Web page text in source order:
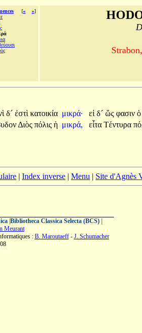
[« »]
δ´ ἐστὶ κατοικία μικρά· εἰ δ´ ὥς φασιν ὁ
Διὸς πόλις ἡ μικρά, εἶτα Τέντυρα
| Index inverse | Menu | Site d'Agnès
| Bibliotheca Classica Selecta (BCS)|
Meurant
: B. Maroutaeff- J. Schumacher